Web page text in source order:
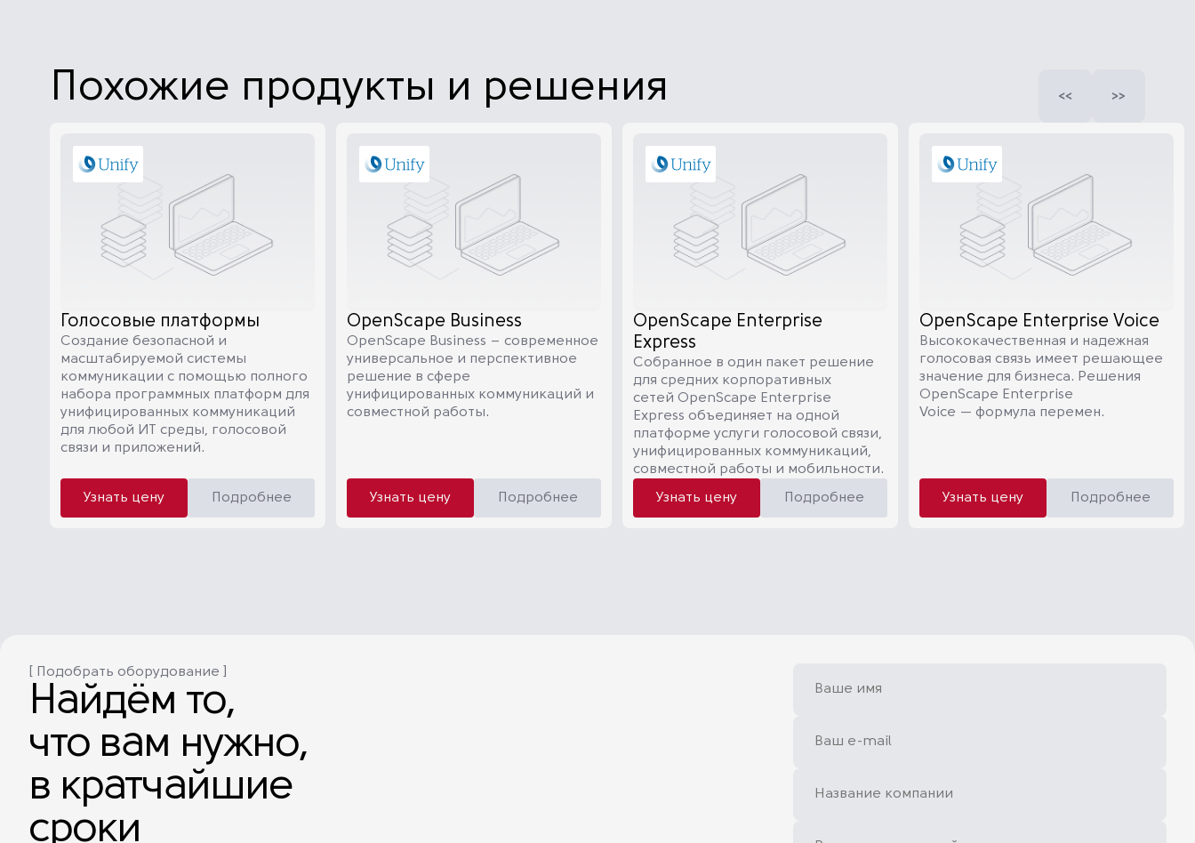
Похожие продукты и решения
Голосовые платформы
Создание безопасной и
масштабируемой системы
коммуникации с помощью полного
набора программных платформ для
унифицированных коммуникаций
для любой ИТ среды, голосовой
связи и приложений.
Узнать цену Подробнее
OpenScape Business
OpenScape Business – современное
универсальное и перспективное
решение в сфере
унифицированных коммуникаций и
совместной работы.
Узнать цену Подробнее
OpenScape Enterprise
Express
Собранное в один пакет решение
для средних корпоративных
сетей OpenScape Enterprise
Express объединяет на одной
платформе услуги голосовой связи,
унифицированных коммуникаций,
совместной работы и мобильности.
Узнать цену
Подробнее
OpenScape Enterprise Voice
Высококачественная и надежная
голосовая связь имеет решающее
значение для бизнеса. Решения
OpenScape Enterprise
Voice — формула перемен.
Узнать цену Подробнее
[ Подобрать оборудование ]
Найдём то,
что вам нужно,
в кратчайшие
сроки